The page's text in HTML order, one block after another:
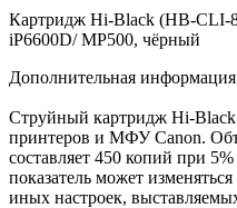
Картридж Hi-Black (HB-CLI-
iP6600D/ MP500, чёрный
Дополнительная информация
Струйный картридж Hi-
принтеров и МФУ Canon.
составляет 450 копий при
показатель может
иных настроек,